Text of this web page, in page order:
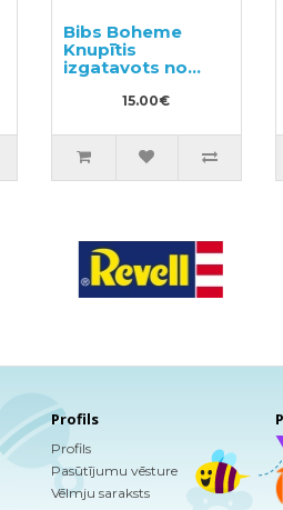
Bibs Boheme
Knupītis
izgatavots no
gumijas 0-6
15.00€
Profils
Profils
Pasūtījumu vēsture
Vēlmju saraksts